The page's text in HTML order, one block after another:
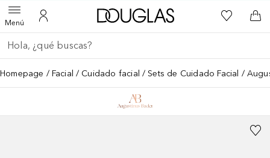
MenúAbrir menúMi cuenta
A Douglas HomeMi lista de
A
Regresar
Ejecutar búsqueda
Homepage Facial Cuidado facial Sets de Cuidado Facial